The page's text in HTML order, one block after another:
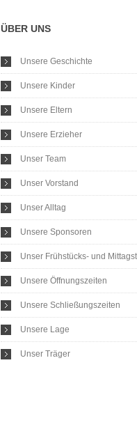
ÜBER UNS
Unsere Geschichte
Unsere Kinder
Unsere Eltern
Unsere Erzieher
Unser Team
Unser Vorstand
Unser Alltag
Unsere Sponsoren
Unser Frühstücks- und
Unsere Öffnungszeiten
Unsere Schließungszeiten
Unsere Lage
Unser Träger